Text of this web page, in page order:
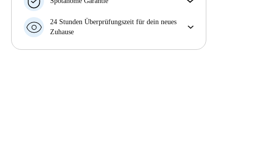
Falls der Vermieter deine Buchung kurzfristig
storniert, werden wir dir entweder A) ein Hotel
finden oder B) den gezahlten Betrag vollständig
24 Stunden Überprüfungszeit für dein neues
Zuhause